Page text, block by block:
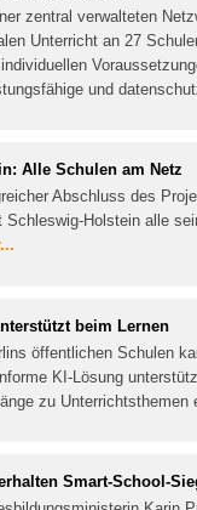
zentral verwalteten
Unterricht an 27
und
Alle Schulen am Netz
Abschluss des
Schleswig-Holstein alle
beim Lernen
öffentlichen Schulen
KI-Lösung
zu Unterrichtsthemen
Smart-School-